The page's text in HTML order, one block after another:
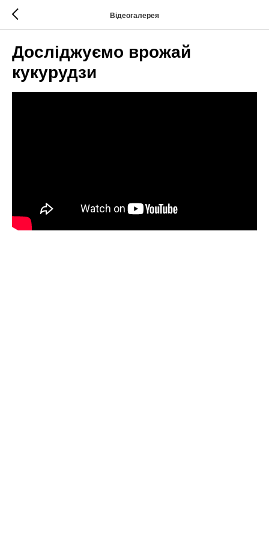
Відеогалерея
Досліджуємо врожай
кукурудзи